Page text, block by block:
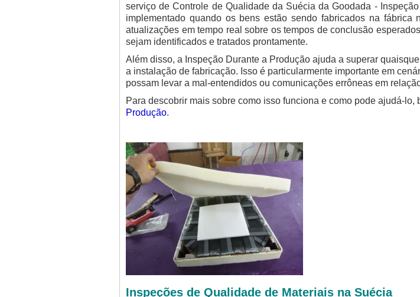
serviço de Controle de Qualidade da Suécia da Goodada -
implementado quando os bens estão sendo fabricados na
atualizações em tempo real sobre os tempos de conclusão
sejam identificados e tratados prontamente.
Além disso, a Inspeção Durante a Produção ajuda a superar
a instalação de fabricação. Isso é particularmente importante em
possam levar a mal-entendidos ou comunicações errôneas em
Para descobrir mais sobre como isso funciona e como pode ajudá-lo,
Produção.
Inspeções de Qualidade de Materiais na Suécia